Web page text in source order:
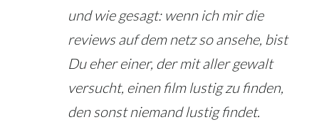
und wie gesagt: wenn ich mir die
reviews auf dem netz so ansehe, bist
Du eher einer, der mit aller gewalt
versucht, einen film lustig zu finden,
den sonst niemand lustig findet.